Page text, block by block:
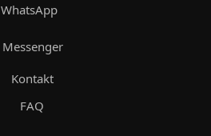
WhatsApp
Messenger
Kontakt
FAQ